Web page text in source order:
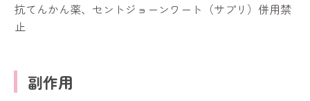
抗てんかん薬、セントジョーンワート（サプリ）併用禁
止
副作用